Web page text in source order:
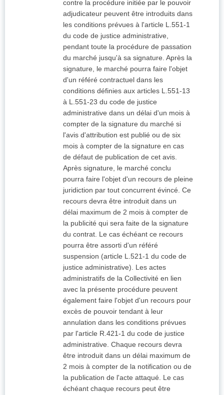
contre la procédure initiée par le pouvoir
adjudicateur peuvent être introduits dans
les conditions prévues à l'article L.551-1
du code de justice administrative,
pendant toute la procédure de passation
du marché jusqu'à sa signature. Après la
signature, le marché pourra faire l'objet
d'un référé contractuel dans les
conditions définies aux articles L.551-13
à L.551-23 du code de justice
administrative dans un délai d'un mois à
compter de la signature du marché si
l'avis d'attribution est publié ou de six
mois à compter de la signature en cas
de défaut de publication de cet avis.
Après signature, le marché conclu
pourra faire l'objet d'un recours de pleine
juridiction par tout concurrent évincé. Ce
recours devra être introduit dans un
délai maximum de 2 mois à compter de
la publicité qui sera faite de la signature
du contrat. Le cas échéant ce recours
pourra être assorti d'un référé
suspension (article L.521-1 du code de
justice administrative). Les actes
administratifs de la Collectivité en lien
avec la présente procédure peuvent
également faire l'objet d'un recours pour
excès de pouvoir tendant à leur
annulation dans les conditions prévues
par l'article R.421-1 du code de justice
administrative. Chaque recours devra
être introduit dans un délai maximum de
2 mois à compter de la notification ou de
la publication de l'acte attaqué. Le cas
échéant chaque recours peut être